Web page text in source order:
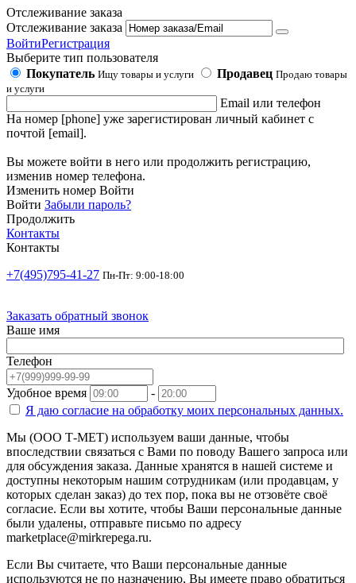
Отслеживание заказа
Отслеживание заказа
ВойтиРегистрация
Выберите тип пользователя
Покупатель Ищу товары и услуги Продавец Продаю товары
и услуги
Email или телефон
На номер [phone] уже зарегистирован личный кабинет с
почтой [email].
Вы можете войти в него или продолжить регистрацию,
изменив номер телефона.
Изменить номер Войти
Войти Забыли пароль?
Продолжить
Контакты
Контакты
+7(495)795-41-27 Пн-Пт: 9:00-18:00
Заказать обратный звонок
Ваше имя
Телефон
Удобное время
-
Я даю согласие на обработку моих персональных данных.
Мы (ООО Т-МЕТ) используем ваши данные, чтобы
впоследствии связаться с Вами по поводу Вашего запроса или
для обсуждения заказа. Данные хранятся в нашей системе и
доступны некоторым нашим сотрудникам (или продавцам, у
которых сделан заказ) до тех пор, пока вы не отзовёте своё
согласие. Если вы хотите, чтобы Ваши персональные данные
были удалены, отправьте письмо по адресу
marketplace@mirkrepega.ru.
Если Вы считаете, что Ваши персональные данные
используются не по назначению, Вы имеете право обратиться